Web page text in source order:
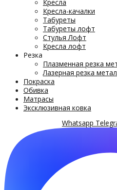
Кресла
Кресла-качалки
Табуреты
Табуреты лофт
Стулья Лофт
Кресла лофт
Резка
Плазменная резка
Лазерная резка
Покраска
Обивка
Матрасы
Эксклюзивная ковка
Whatsapp